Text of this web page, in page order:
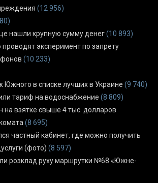
(12 956)
нашли крупную сумму денег(10 893)
эксперимент по запрету
(10 233)
Южного в списке лучших в Украине (9 740)
тариф на водоснабжение (8 809)
взятке свыше 4 тыс. долларов
(8 695)
частный кабинет, где можно получить
(фото) (8 597)
розклад руху маршрутки №68 «Южне-